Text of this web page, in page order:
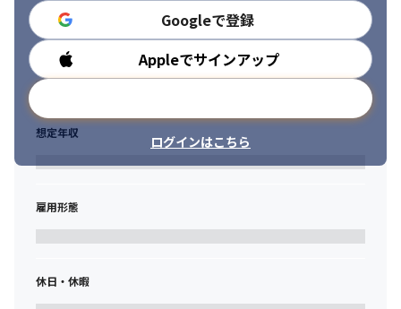
Googleで登録
Appleでサインアップ
ログインはこちら
勤務時間
想定年収
雇用形態
休日・休暇